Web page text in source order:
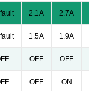
2.1A 2.7A
1.5A 1.9A
OFF OFF
OFF ON